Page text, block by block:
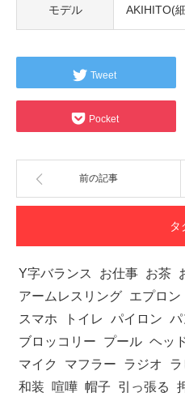
モデル AKIHITO(
Tweet
Pocket
前の記事
タ
Y字バランス お仕事 お茶
アームレスリング エプロン
スマホ
トイレ パイロン パ
ブロッコリー
プール ヘッ
マイク
マフラー ラジオ
和装
喧嘩 帽子 引っ張る